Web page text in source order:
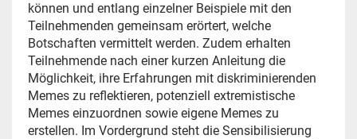
können und entlang einzelner Beispiele mit den
Teilnehmenden gemeinsam erörtert, welche
Botschaften vermittelt werden. Zudem erhalten
Teilnehmende nach einer kurzen Anleitung die
Möglichkeit, ihre Erfahrungen mit diskriminierenden
Memes zu reflektieren, potenziell extremistische
Memes einzuordnen sowie eigene Memes zu
erstellen. Im Vordergrund steht die Sensibilisierung